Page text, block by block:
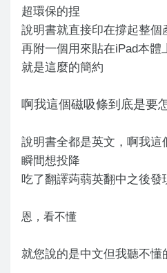
超環保的捏
說明書就直接印在撐起整個
再附一個用來貼在iPad本體
就是這麼的簡約
啊我這個磁吸條到底是要
說明書全都是英文，啊我
瞬間想投降
吃了翻譯蒟蒻英翻中之後發
恩，看不懂
就您說的是中文但我聽不懂